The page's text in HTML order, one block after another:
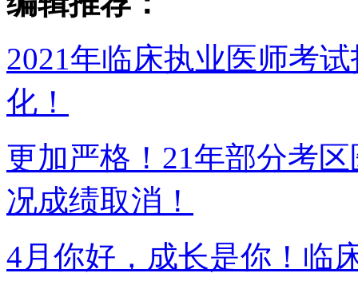
2021年临床执业医师考
化！
更加严格！21年部分考
况成绩取消！
4月你好，成长是你！临